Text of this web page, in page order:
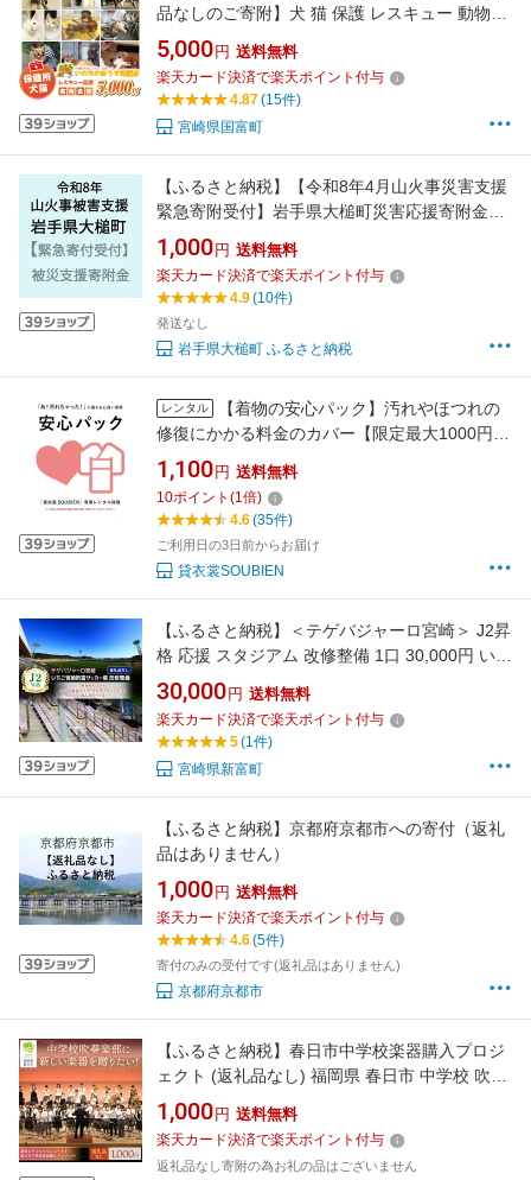
品なしのご寄附】犬 猫 保護 レスキュー 動物愛
護 返礼品なし ペット 保護犬 保護猫 支援 応援
ボランティア
5,000 円 送料無料
楽天カード決済で楽天ポイント付与
4.87(15件)
宮崎県国富町
【ふるさと納税】【令和8年4月山火事災害支援
緊急寄附受付】岩手県大槌町災害応援寄附金
（返礼品はありません）
1,000 円 送料無料
楽天カード決済で楽天ポイント付与
4.9(10件)
発送なし
岩手県大槌町 ふるさと納税
レンタル
【着物の安心パック】汚れやほつれの
修復にかかる料金のカバー【限定最大1000円ク
ーポン配布中】
1,100 円 送料無料
10ポイント (1倍)
4.6(35件)
ご利用日の3日前からお届け
貸衣裳SOUBIEN
【ふるさと納税】＜テゲバジャーロ宮崎＞ J2昇
格 応援 スタジアム 改修整備 1口 30,000円 いち
ご宮崎新富サッカー場 サッカー Jリーグ J2 ス
ポーツ 社会貢献 地域活動 応援寄附 支援 ファン
サポーター 名前 刻印 返礼品なし
30,000 円 送料無料
楽天カード決済で楽天ポイント付与
5(1件)
宮崎県新富町
【ふるさと納税】京都府京都市への寄付（返礼
品はありません）
1,000 円 送料無料
楽天カード決済で楽天ポイント付与
4.6(5件)
寄付のみの受付です(返礼品はありません)
京都府京都市
【ふるさと納税】春日市中学校楽器購入プロジ
ェクト (返礼品なし) 福岡県 春日市 中学校 吹奏
楽 楽器 教育 教育支援 【ksgsn06】【福岡県春
日市】
1,000 円 送料無料
楽天カード決済で楽天ポイント付与
返礼品なし寄附の為お礼の品はございません